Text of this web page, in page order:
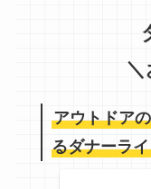
アウトドア
るダナーラ